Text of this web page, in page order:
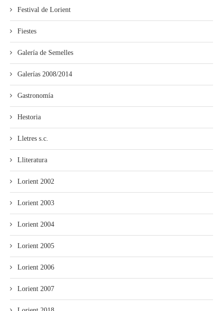
Festival de Lorient
Fiestes
Galería de Semelles
Galerías 2008/2014
Gastronomía
Hestoria
Lletres s.c.
Lliteratura
Lorient 2002
Lorient 2003
Lorient 2004
Lorient 2005
Lorient 2006
Lorient 2007